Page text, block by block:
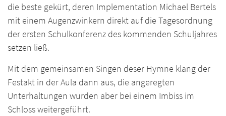
die beste gekürt, deren Implementation Michael Bertels
mit einem Augenzwinkern direkt auf die Tagesordnung
der ersten Schulkonferenz des kommenden Schuljahres
setzen ließ.
Mit dem gemeinsamen Singen deser Hymne klang der
Festakt in der Aula dann aus, die angeregten
Unterhaltungen wurden aber bei einem Imbiss im
Schloss weitergeführt.